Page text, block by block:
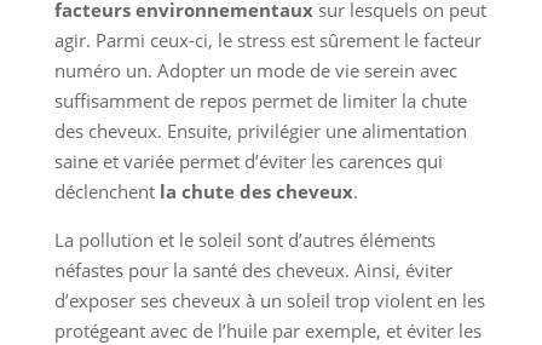
facteurs environnementauxsur lesquels on peut
agir. Parmi ceux-ci, le stress est sûrement le facteur
numéro un. Adopter un mode de vie serein avec
suffisamment de repos permet de limiter la chute
des cheveux. Ensuite, privilégier une alimentation
saine et variée permet d’éviter les carences qui
déclenchent la chute des cheveux.
La pollution et le soleil sont d’autres éléments
néfastes pour la santé des cheveux. Ainsi, éviter
d’exposer ses cheveux à un soleil trop violent en les
protégeant avec de l’huile par exemple, et éviter les